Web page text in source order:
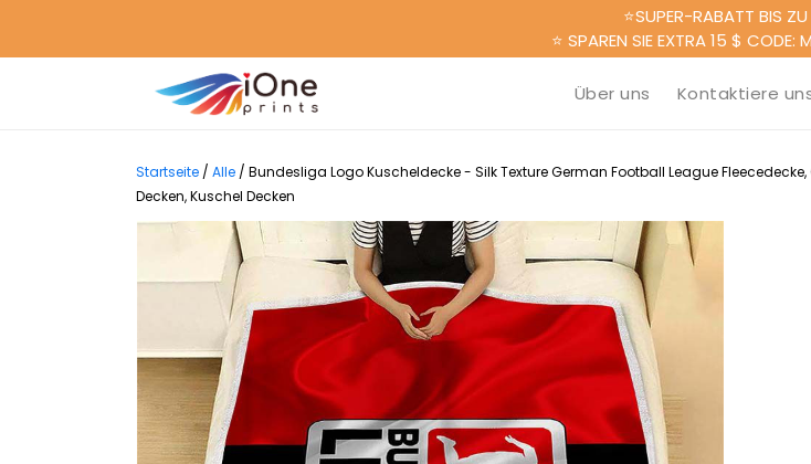
⭐SUPER-RABATT BIS
⭐ SPAREN SIE EXTRA 15 $ CODE:
Über uns Kontaktiere
Startseite / Alle / Bundesliga Logo Kuscheldecke - Silk Texture German Football League
Decken, Kuschel Decken